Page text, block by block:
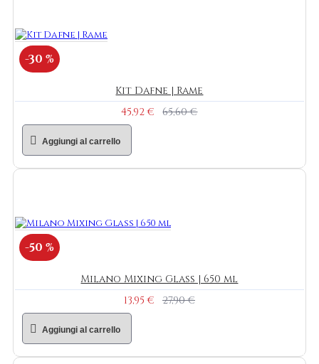
-30 %
Kit Dafne | Rame
45,92 €
65,60 €
Aggiungi al carrello
-50 %
Milano Mixing Glass | 650 ml
13,95 €
27,90 €
Aggiungi al carrello